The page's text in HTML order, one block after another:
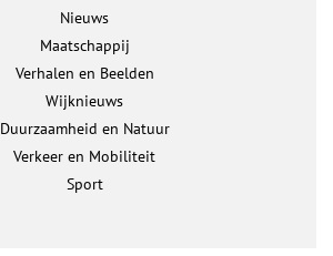
Nieuws
Maatschappij
Verhalen en Beelden
Wijknieuws
Duurzaamheid en Natuur
Verkeer en Mobiliteit
Sport